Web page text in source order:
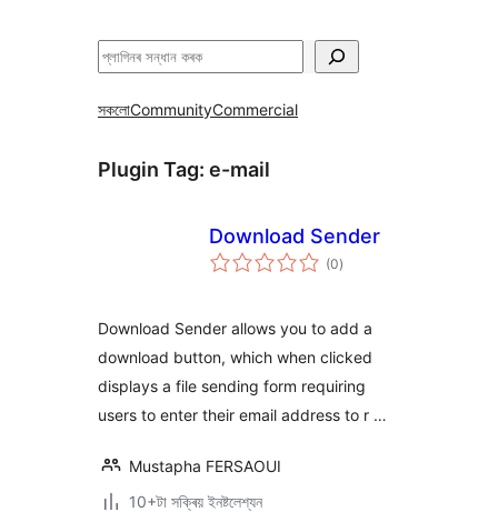
সন্ধান
সকলোCommunityCommercial
Plugin Tag: e-mail
Download Sender
(0টা
মুঠ)
Download Sender allows you to add a
download button, which when clicked
displays a file sending form requiring
users to enter their email address to r …
Mustapha FERSAOUI
10+টা সক্ৰিয় ইনষ্টলেশ্যন